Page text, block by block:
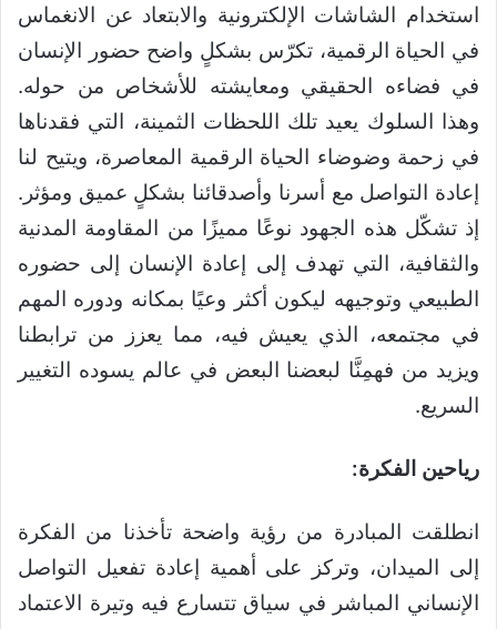
استخدام الشاشات الإلكترونية والابتعاد عن الانغماس
في الحياة الرقمية، تكرّس بشكلٍ واضح حضور الإنسان
في فضاءه الحقيقي ومعايشته للأشخاص من حوله.
وهذا السلوك يعيد تلك اللحظات الثمينة، التي فقدناها
في زحمة وضوضاء الحياة الرقمية المعاصرة، ويتيح لنا
إعادة التواصل مع أسرنا وأصدقائنا بشكلٍ عميق ومؤثر.
إذ تشكّل هذه الجهود نوعًا مميزًا من المقاومة المدنية
والثقافية، التي تهدف إلى إعادة الإنسان إلى حضوره
الطبيعي وتوجيهه ليكون أكثر وعيًا بمكانه ودوره المهم
في مجتمعه، الذي يعيش فيه، مما يعزز من ترابطنا
ويزيد من فهمِنَّا لبعضنا البعض في عالم يسوده التغيير
السريع.
رياحين الفكرة:
انطلقت المبادرة من رؤية واضحة تأخذنا من الفكرة
إلى الميدان، وتركز على أهمية إعادة تفعيل التواصل
الإنساني المباشر في سياق تتسارع فيه وتيرة الاعتماد